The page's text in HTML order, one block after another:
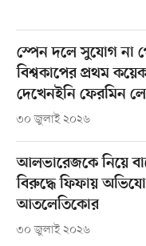
স্পেন দলে সুযোগ না
বিশ্বকাপের প্রথম
দেখেনইনি ফেরমিন
৩০ জুলাই ২০২৬
আলভারেজকে নিয়ে
বিরুদ্ধে ফিফায়
আতলেতিকোর
৩০ জুলাই ২০২৬